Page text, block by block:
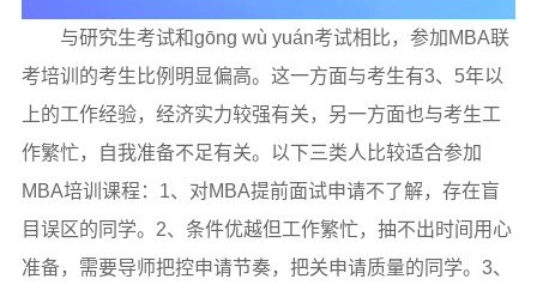
与研究生考试和gōng wù yuán考试相比，参加MBA联
考培训的考生比例明显偏高。这一方面与考生有3、5年以
上的工作经验，经济实力较强有关，另一方面也与考生工
作繁忙，自我准备不足有关。以下三类人比较适合参加
MBA培训课程：1、对MBA提前面试申请不了解，存在盲
目误区的同学。2、条件优越但工作繁忙，抽不出时间用心
准备，需要导师把控申请节奏，把关申请质量的同学。3、